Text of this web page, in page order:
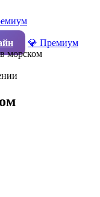
💎 Премиум
морском